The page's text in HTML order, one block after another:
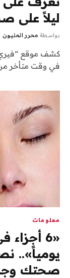
ليلاً على
بواسطة محرر المليون
كشف موقع “فيري
في وقت متأخر من
معلومات
«6
يومياً»..
صحتك